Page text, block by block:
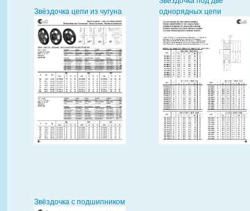
Звёздочка цепи из чугуна
однорядных цепи
Звёздочка с подшипником